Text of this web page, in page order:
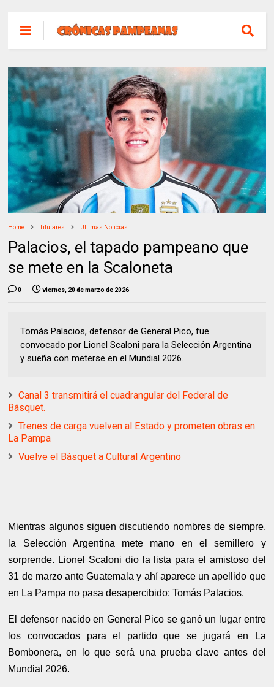
Home Titulares Ultimas Noticias
Palacios, el tapado pampeano que
se mete en la Scaloneta
0 viernes, 20 de marzo de 2026
Tomás Palacios, defensor de General Pico, fue
convocado por Lionel Scaloni para la Selección Argentina
y sueña con meterse en el Mundial 2026.
Canal 3 transmitirá el cuadrangular del Federal de
Básquet.
Trenes de carga vuelven al Estado y prometen obras en
La Pampa
Vuelve el Básquet a Cultural Argentino
Mientras algunos siguen discutiendo nombres de siempre,
la Selección Argentina mete mano en el semillero y
sorprende. Lionel Scaloni dio la lista para el amistoso del
31 de marzo ante Guatemala y ahí aparece un apellido que
en La Pampa no pasa desapercibido: Tomás Palacios.
El defensor nacido en General Pico se ganó un lugar entre
los convocados para el partido que se jugará en La
Bombonera, en lo que será una prueba clave antes del
Mundial 2026.